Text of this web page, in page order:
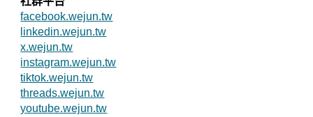
facebook.wejun.tw
linkedin.wejun.tw
x.wejun.tw
instagram.wejun.tw
tiktok.wejun.tw
threads.wejun.tw
youtube.wejun.tw